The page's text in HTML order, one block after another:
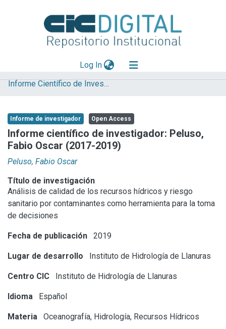
Log In(current)
Explorar
Aportar material
Statistics
Informe Científico de Investigador
Informe de investigador Open Access
Informe científico de investigador: Peluso,
Fabio Oscar (2017-2019)
Peluso, Fabio Oscar
Título de investigación
Análisis de calidad de los recursos hídricos y riesgo
sanitario por contaminantes como herramienta para la toma
de decisiones
Fecha de publicación 2019
Lugar de desarrollo Instituto de Hidrología de Llanuras
Centro CIC Instituto de Hidrología de Llanuras
Idioma Español
Materia Oceanografía, Hidrología, Recursos Hídricos